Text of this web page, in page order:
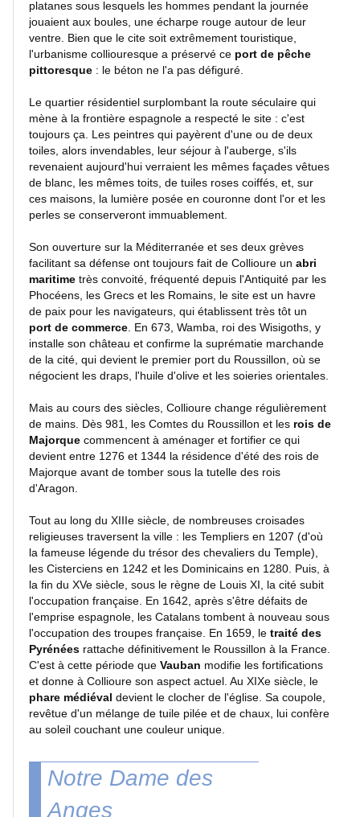
Manche
Lacs
rivières
villages
Monuments
Peinture
Régions
France
Fleurs
macros
Gros
plans
Sport
Photos
Carnaval
platanes sous lesquels les hommes pendant la journée
jouaient aux boules, une écharpe rouge autour de leur
ventre. Bien que le cite soit extrêmement touristique,
l'urbanisme colliouresque a préservé ce port de pêche
pittoresque : le béton ne l'a pas défiguré.
Le quartier résidentiel surplombant la route séculaire qui
mène à la frontière espagnole a respecté le site : c'est
toujours ça. Les peintres qui payèrent d'une ou de deux
toiles, alors invendables, leur séjour à l'auberge, s'ils
revenaient aujourd'hui verraient les mêmes façades vêtues
de blanc, les mêmes toits, de tuiles roses coiffés, et, sur
ces maisons, la lumière posée en couronne dont l'or et les
perles se conserveront immuablement.
Son ouverture sur la Méditerranée et ses deux grèves
facilitant sa défense ont toujours fait de Collioure un abri
maritime très convoité, fréquenté depuis l'Antiquité par les
Phocéens, les Grecs et les Romains, le site est un havre
de paix pour les navigateurs, qui établissent très tôt un
port de commerce . En 673, Wamba, roi des Wisigoths, y
installe son château et confirme la suprématie marchande
de la cité, qui devient le premier port du Roussillon, où se
négocient les draps, l'huile d'olive et les soieries orientales.
Mais au cours des siècles, Collioure change régulièrement
de mains. Dès 981, les Comtes du Roussillon et les rois de
Majorque commencent à aménager et fortifier ce qui
devient entre 1276 et 1344 la résidence d'été des rois de
Majorque avant de tomber sous la tutelle des rois
d'Aragon.
Tout au long du XIIIe siècle, de nombreuses croisades
religieuses traversent la ville : les Templiers en 1207 (d'où
la fameuse légende du trésor des chevaliers du Temple),
les Cisterciens en 1242 et les Dominicains en 1280. Puis, à
la fin du XVe siècle, sous le règne de Louis XI, la cité subit
l'occupation française. En 1642, après s'être défaits de
l'emprise espagnole, les Catalans tombent à nouveau sous
l'occupation des troupes française. En 1659, le traité des
Pyrénées rattache définitivement le Roussillon à la France.
C'est à cette période que Vauban modifie les fortifications
et donne à Collioure son aspect actuel. Au XIXe siècle, le
phare médiéval devient le clocher de l'église. Sa coupole,
revêtue d'un mélange de tuile pilée et de chaux, lui confère
au soleil couchant une couleur unique.
Notre Dame des
Anges